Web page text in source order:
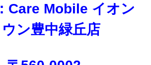
Care Mobile イオン
ン豊中緑丘店